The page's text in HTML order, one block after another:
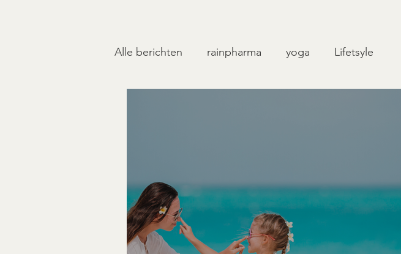
Alle berichten rainpharma yoga Lifetsyle